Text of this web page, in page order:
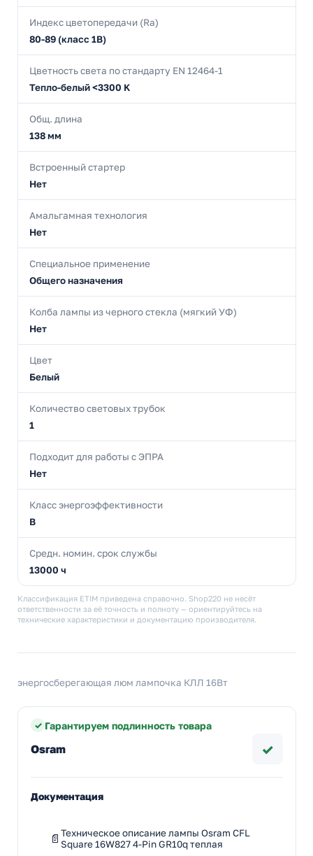
Индекс цветопередачи (Ra)
80-89 (класс 1B)
Цветность света по стандарту EN 12464-1
Тепло-белый <3300 K
Общ. длина
138 мм
Встроенный стартер
Нет
Амальгамная технология
Нет
Специальное применение
Общего назначения
Колба лампы из черного стекла (мягкий УФ)
Нет
Цвет
Белый
Количество световых трубок
1
Подходит для работы с ЭПРА
Нет
Класс энергоэффективности
B
Средн. номин. срок службы
13000 ч
Классификация ETIM приведена справочно. Shop220 не несёт
ответственности за её точность и полноту — ориентируйтесь на
технические характеристики и документацию производителя.
энергосберегающая люм лампочка КЛЛ 16Вт
Гарантируем подлинность товара
Osram ✓
Документация
Техническое описание лампы Osram CFL
Square 16W827 4-Pin GR10q теплая